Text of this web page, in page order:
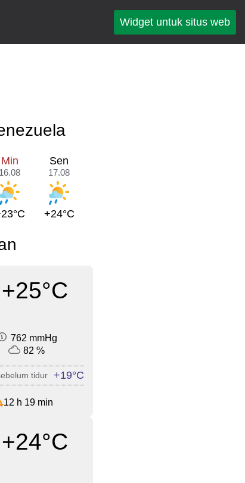
Widget untuk situs web
Min
16.08
Sen
17.08
+24°C
+25°C
762 mmHg
82 %
tidur +19°C
12 h 19 min
+24°C